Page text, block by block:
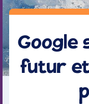
Google
futur